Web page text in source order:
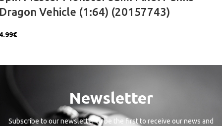
Vehicle (1:64) (20157743)
€
Newsletter
Subscribe to our newsletter to be the first to receive our news and